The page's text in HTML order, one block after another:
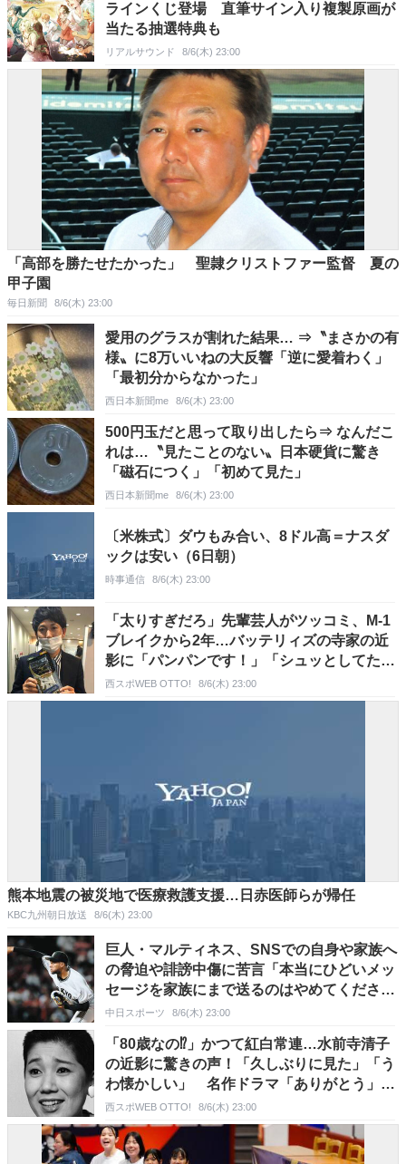
ラインくじ登場 直筆サイン入り複製原画が
当たる抽選特典も
リアルサウンド 8/6(木) 23:00
「高部を勝たせたかった」 聖隷クリストファー監督 夏の
甲子園
毎日新聞 8/6(木) 23:00
愛用のグラスが割れた結果… ⇒〝まさかの有
様〟に8万いいねの大反響「逆に愛着わく」
「最初分からなかった」
西日本新聞me 8/6(木) 23:00
500円玉だと思って取り出したら⇒ なんだこ
れは…〝見たことのない〟日本硬貨に驚き
「磁石につく」「初めて見た」
西日本新聞me 8/6(木) 23:00
〔米株式〕ダウもみ合い、8ドル高＝ナスダ
ックは安い（6日朝）
時事通信 8/6(木) 23:00
「太りすぎだろ」先輩芸人がツッコミ、M-1
ブレイクから2年…バッテリィズの寺家の近
影に「パンパンです！」「シュッとしてたの
が懐かしい」の声
西スポWEB OTTO! 8/6(木) 23:00
熊本地震の被災地で医療救護支援…日赤医師らが帰任
KBC九州朝日放送 8/6(木) 23:00
巨人・マルティネス、SNSでの自身や家族へ
の脅迫や誹謗中傷に苦言「本当にひどいメッ
セージを家族にまで送るのはやめてくださ
い」
中日スポーツ 8/6(木) 23:00
「80歳なの⁉」かつて紅白常連…水前寺清子
の近影に驚きの声！「久しぶりに見た」「う
わ懐かしい」 名作ドラマ「ありがとう」再
放送も話題
西スポWEB OTTO! 8/6(木) 23:00